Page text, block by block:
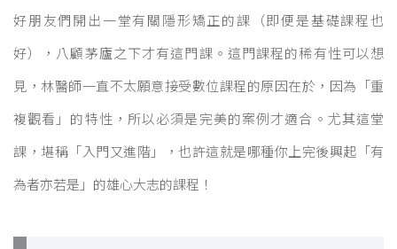
好朋友們開出一堂有關隱形矯正的課（即便是基礎課程也
好），八顧茅廬之下才有這門課。這門課程的稀有性可以想
見，林醫師一直不太願意接受數位課程的原因在於，因為「重
複觀看」的特性，所以必須是完美的案例才適合。尤其這堂
課，堪稱「入門又進階」，也許這就是哪種你上完後興起「有
為者亦若是」的雄心大志的課程！